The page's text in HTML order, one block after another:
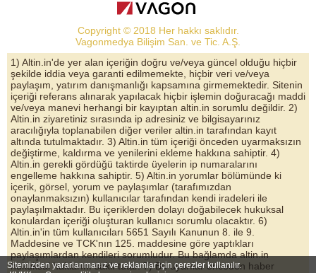
Altın Yorumları
Döviz Kurları
Çeyrek Altın
Bitcoin
Euro/Dolar Parite
Sterlin
Döviz Arşivi
Copyright © 2018 Her hakkı saklıdır.
Vagonmedya Bilişim San. ve Tic. A.Ş.
1) Altin.in'de yer alan içeriğin doğru ve/veya güncel olduğu hiçbir
şekilde iddia veya garanti edilmemekte, hiçbir veri ve/veya
paylaşım, yatırım danışmanlığı kapsamına girmemektedir. Sitenin
içeriği referans alınarak yapılacak hiçbir işlemin doğuracağı maddi
ve/veya manevi herhangi bir kayıptan altin.in sorumlu değildir. 2)
Altin.in ziyaretiniz sırasında ip adresiniz ve bilgisayarınız
aracılığıyla toplanabilen diğer veriler altin.in tarafından kayıt
altında tutulmaktadır. 3) Altin.in tüm içeriği önceden uyarmaksızın
değiştirme, kaldırma ve yenilerini ekleme hakkına sahiptir. 4)
Altin.in gerekli gördüğü taktirde üyelerin ip numaralarını
engelleme hakkına sahiptir. 5) Altin.in yorumlar bölümünde ki
içerik, görsel, yorum ve paylaşımlar (tarafımızdan
onaylanmaksızın) kullanıcılar tarafından kendi iradeleri ile
paylaşılmaktadır. Bu içeriklerden dolayı doğabilecek hukuksal
konulardan içeriği oluşturan kullanıcı sorumlu olacaktır. 6)
Altin.in'in tüm kullanıcıları 5651 Sayılı Kanunun 8. ile 9.
Maddesine ve TCK'nın 125. maddesine göre yaptıkları
paylaşımlardan kendileri sorumludur. Bu bağlamda altin.in
hukuksal haklarını saklı tutar. 7) Bu uyarılar önceden haber
Sitemizden yararlanmanız ve reklamlar için çerezler kullanılır.